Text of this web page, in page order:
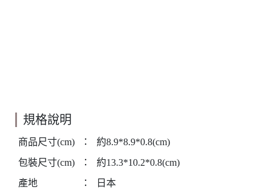
規格說明
商品尺寸(cm) ：
約8.9*8.9*0.8(cm)
包裝尺寸(cm)
：
約13.3*10.2*0.8(cm)
產地
：
日本